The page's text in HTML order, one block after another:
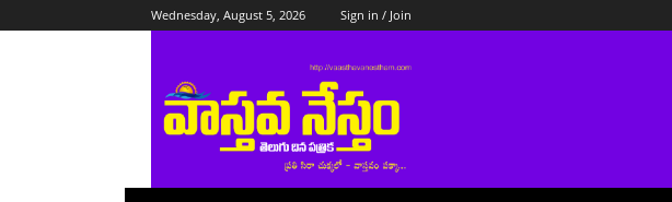
Wednesday, August 5, 2026 Sign in / Join